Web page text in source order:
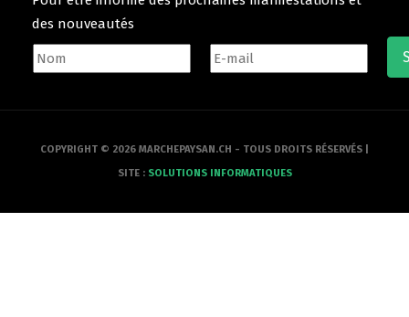
des nouveautés
COPYRIGHT © 2026 MARCHEPAYSAN.CH - TOUS DROITS RÉSERVÉS |
SITE : SOLUTIONS INFORMATIQUES